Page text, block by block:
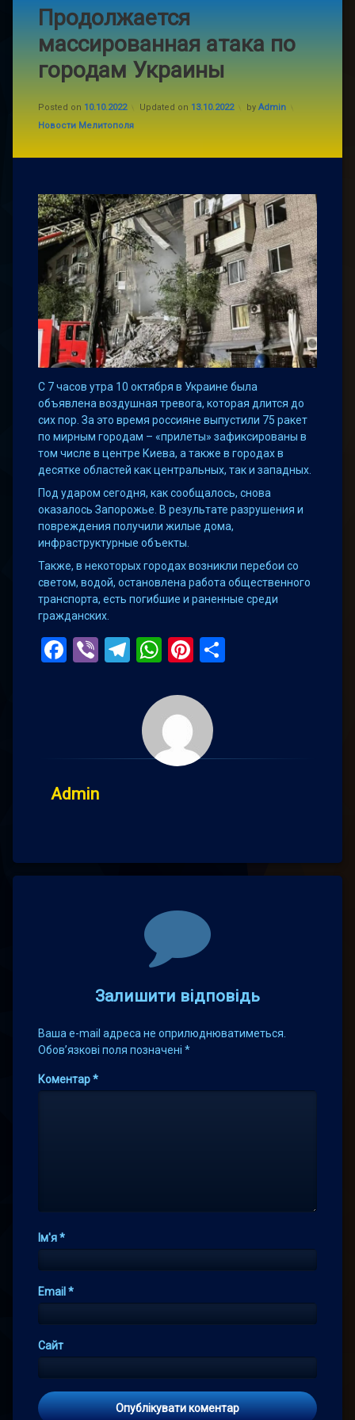
Продолжается
массированная атака по
городам Украины
Posted on 10.10.2022 Updated on 13.10.2022 by Admin
Categories:
Новости Мелитополя
С 7 часов утра 10 октября в Украине была
объявлена воздушная тревога, которая длится до
сих пор. За это время россияне выпустили 75 ракет
по мирным городам – «прилеты» зафиксированы в
том числе в центре Киева, а также в городах в
десятке областей как центральных, так и западных.
Под ударом сегодня, как сообщалось, снова
оказалось Запорожье. В результате разрушения и
повреждения получили жилые дома,
инфраструктурные объекты.
Также, в некоторых городах возникли перебои со
светом, водой, остановлена работа общественного
транспорта, есть погибшие и раненные среди
гражданских.
Facebook
ViberTelegram
WhatsApp
Pinterest
Admin
Залишити відповідь
Ваша e-mail адреса не оприлюднюватиметься.
Обов’язкові поля позначені *
Коментар*
Ім'я*
Email *
Сайт